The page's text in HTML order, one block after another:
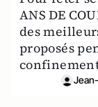
ANS DE
des
proposés